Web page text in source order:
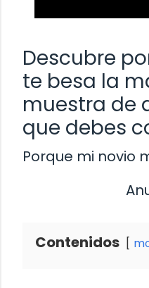
Descubre
te besa la
muestra de
que debes
Porque mi novio
Contenidos